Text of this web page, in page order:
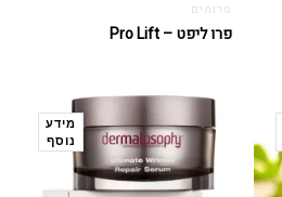
סרומים
פרו ליפט – Pro Lift
מידע
נוסף